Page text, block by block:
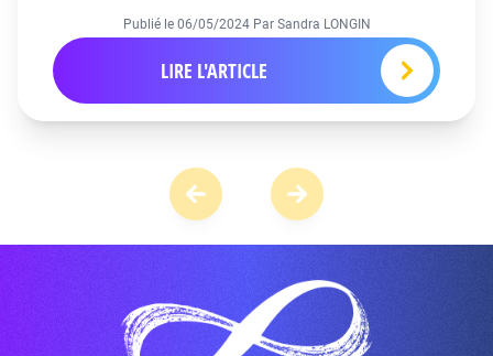
Publié le 06/05/2024 Par Sandra LONGIN
LIRE L'ARTICLE